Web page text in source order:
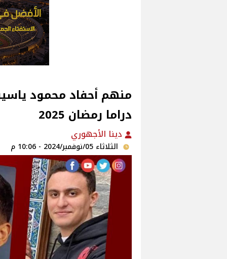
منهم أحفاد محمود
دراما رمضان 2025
دينا الأجهوري
الثلاثاء 05/نوفمبر/2024 - 10:06 م